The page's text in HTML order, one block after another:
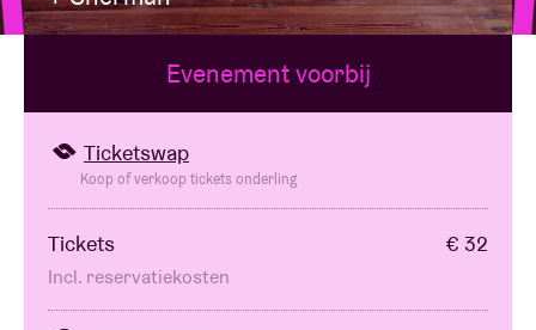
BRDCST
Concertcheque
Evenement voorbij
Ticketswap
Koop of verkoop tickets onderling
Tickets € 32
Incl. reservatiekosten